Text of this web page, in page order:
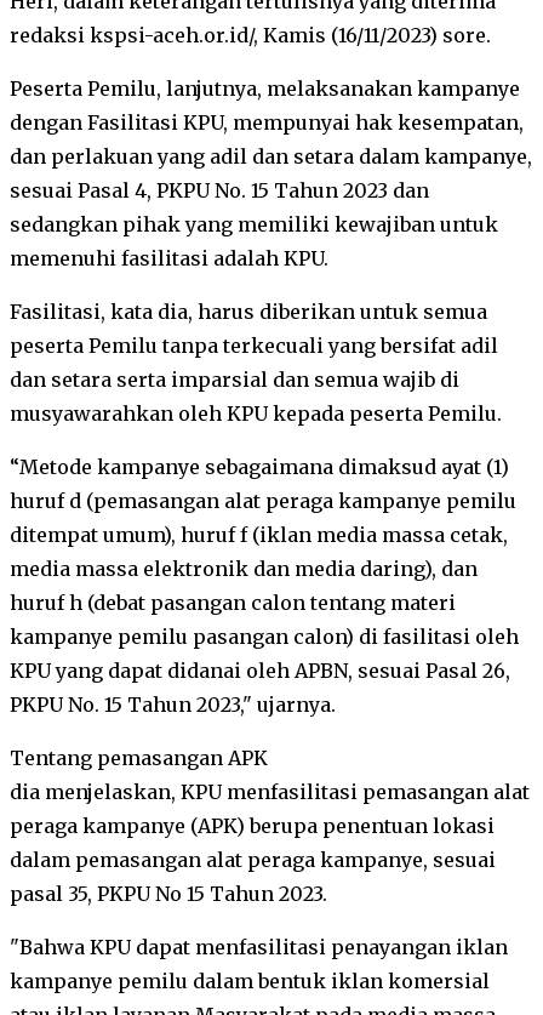
redaksi kspsi-aceh.or.id/, Kamis (16/11/2023) sore.
Peserta Pemilu, lanjutnya, melaksanakan kampanye
dengan Fasilitasi KPU, mempunyai hak kesempatan,
dan perlakuan yang adil dan setara dalam kampanye,
sesuai Pasal 4, PKPU No. 15 Tahun 2023 dan
sedangkan pihak yang memiliki kewajiban untuk
memenuhi fasilitasi adalah KPU.
Fasilitasi, kata dia, harus diberikan untuk semua
peserta Pemilu tanpa terkecuali yang bersifat adil
dan setara serta imparsial dan semua wajib di
musyawarahkan oleh KPU kepada peserta Pemilu.
“Metode kampanye sebagaimana dimaksud ayat (1)
huruf d (pemasangan alat peraga kampanye pemilu
ditempat umum), huruf f (iklan media massa cetak,
media massa elektronik dan media daring), dan
huruf h (debat pasangan calon tentang materi
kampanye pemilu pasangan calon) di fasilitasi oleh
KPU yang dapat didanai oleh APBN, sesuai Pasal 26,
PKPU No. 15 Tahun 2023," ujarnya.
Tentang pemasangan APK
dia menjelaskan, KPU menfasilitasi pemasangan alat
peraga kampanye (APK) berupa penentuan lokasi
dalam pemasangan alat peraga kampanye, sesuai
pasal 35, PKPU No 15 Tahun 2023.
"Bahwa KPU dapat menfasilitasi penayangan iklan
kampanye pemilu dalam bentuk iklan komersial